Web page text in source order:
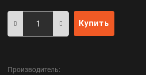
Купить
Производитель: